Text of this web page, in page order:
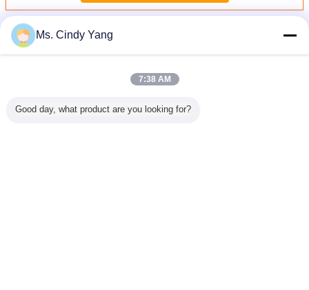
มากกว่า เครื่องตีเหนี่ยวนำ
IGBT การควบคุม
เครื่องโกหกด้วย
Ms. Cindy Yang
7:38 AM
Good day, what product are you looking for?